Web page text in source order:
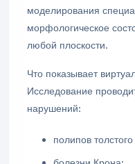
моделирования
морфологическое
любой плоскости.
Что показывает
Исследование
нарушений:
полипов